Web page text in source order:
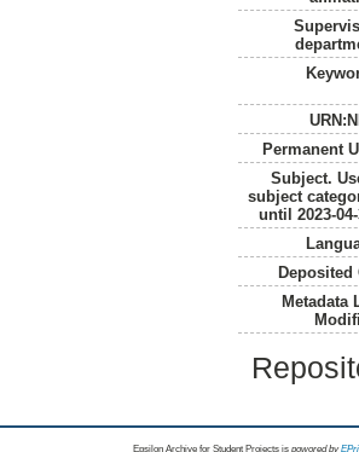
Permanent
Subject.
subject
until 2023-
Deposited
Metadata
Epsilon Archive for Student Projects is powored by